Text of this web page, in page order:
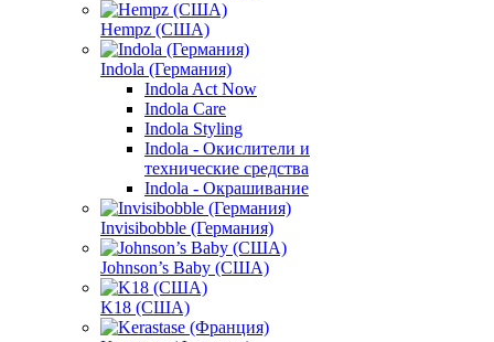
Hempz (США)
Indola (Германия)
Indola Act Now
Indola Care
Indola Styling
Indola - Окислители и
технические средства
Indola - Окрашивание
Invisibobble (Германия)
Johnson’s Baby (США)
K18 (США)